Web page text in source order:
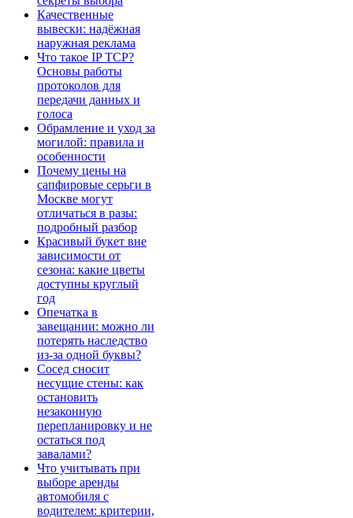
Качественные
вывески: надёжная
наружная реклама
Что такое IP TCP?
Основы работы
протоколов для
передачи данных и
голоса
Обрамление и уход за
могилой: правила и
особенности
Почему цены на
сапфировые серьги в
Москве могут
отличаться в разы:
подробный разбор
Красивый букет вне
зависимости от
сезона: какие цветы
доступны круглый
год
Опечатка в
завещании: можно ли
потерять наследство
из-за одной буквы?
Сосед сносит
несущие стены: как
остановить
незаконную
перепланировку и не
остаться под
завалами?
Что учитывать при
выборе аренды
автомобиля с
водителем: критерии,